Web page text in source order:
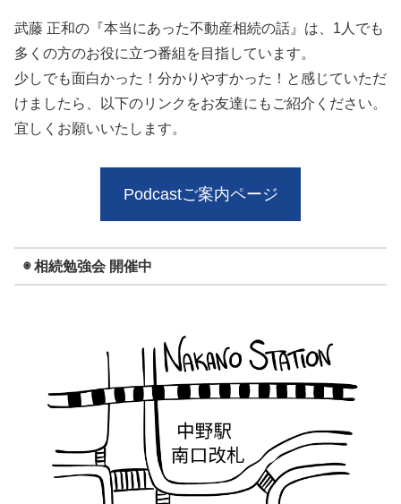
武藤 正和の『本当にあった不動産相続の話』は、1人でも
多くの方のお役に立つ番組を目指しています。
少しでも面白かった！分かりやすかった！と感じていただ
けましたら、以下のリンクをお友達にもご紹介ください。
宜しくお願いいたします。
Podcastご案内ページ
◉ 相続勉強会 開催中